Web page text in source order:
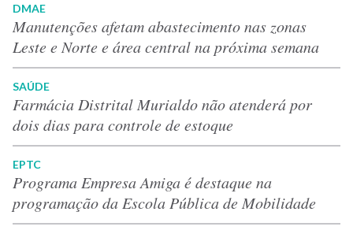
DMAE
Manutenções afetam abastecimento nas zonas
Leste e Norte e área central na próxima semana
SAÚDE
Farmácia Distrital Murialdo não atenderá por
dois dias para controle de estoque
EPTC
Programa Empresa Amiga é destaque na
programação da Escola Pública de Mobilidade